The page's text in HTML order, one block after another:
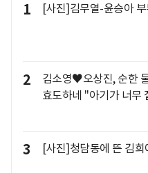
1 [사진]김무열-윤승아
2
김소영♥오상진, 순한
효도하네 "아기가 너무
3 [사진]청담동에 뜬 김희